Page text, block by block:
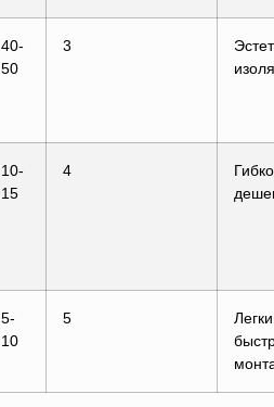
40-
50
3
10-
15
4
5-
10
5